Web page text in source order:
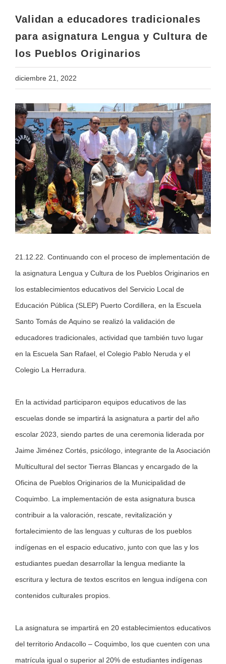
Validan a educadores tradicionales
para asignatura Lengua y Cultura de
los Pueblos Originarios
diciembre 21, 2022
View
Larger
Image
21.12.22. Continuando con el proceso de implementación de
la asignatura Lengua y Cultura de los Pueblos Originarios en
los establecimientos educativos del Servicio Local de
Educación Pública (SLEP) Puerto Cordillera , en la Escuela
Santo Tomás de Aquino se realizó la validación de
educadores tradicionales, actividad que también tuvo lugar
en la Escuela San Rafael, el Colegio Pablo Neruda y el
Colegio La Herradura.
En la actividad participaron equipos educativos de las
escuelas donde se impartirá la asignatura a partir del año
escolar 2023, siendo partes de una ceremonia liderada por
Jaime Jiménez Cortés, psicólogo, integrante de la Asociación
Multicultural del sector Tierras Blancas y encargado de la
Oficina de Pueblos Originarios de la Municipalidad de
Coquimbo La implementación de esta asignatura busca
contribuir a la valoración, rescate, revitalización y
fortalecimiento de las lenguas y culturas de los pueblos
indígenas en el espacio educativo, junto con que las y los
estudiantes puedan desarrollar la lengua mediante la
escritura y lectura de textos escritos en lengua indígena con
contenidos culturales propios.
La asignatura se impartirá en 20 establecimientos educativos
del territorioAndacollo – Coquimbo, los que cuenten con una
matrícula igual o superior al 20% de estudiantes indígenas